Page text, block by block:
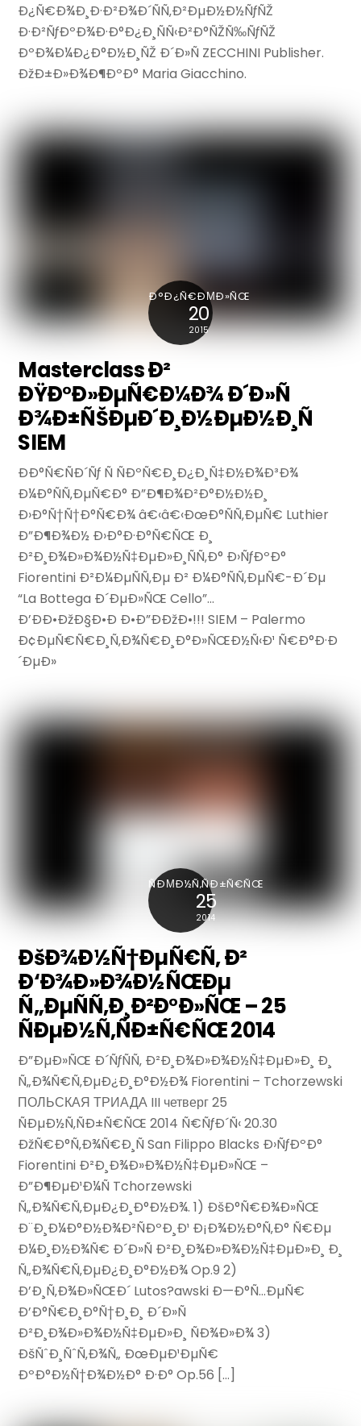
Ð¿Ñ€Ð¾Ð¸Ð·Ð²Ð¾Ð´ÑÑ‚Ð²ÐµÐ½Ð½ÑƒÑŽ
Ð·Ð²ÑƒÐºÐ¾Ð·Ð°Ð¿Ð¸ÑÑ‹Ð²Ð°ÑŽÑ‰ÑƒÑŽ
ÐºÐ¾Ð¼Ð¿Ð°Ð½Ð¸ÑŽ Ð´Ð»Ñ ZECCHINI Publisher.
ÐžÐ±Ð»Ð¾Ð¶ÐºÐ° Maria Giacchino.
Ð°Ð¿Ñ€ÐΜÐ»ÑŒ
20
2015
Masterclass Ð²
ÐŸÐ°Ð»ÐµÑ€Ð¼Ð¾ Ð´Ð»Ñ
Ð¾Ð±ÑŠÐµÐ´Ð¸Ð½ÐµÐ½Ð¸Ñ
SIEM
ÐÐ°Ñ€ÑÐ´Ñƒ Ñ ÑÐºÑ€Ð¸Ð¿Ð¸Ñ‡Ð½Ð¾Ð³Ð¾
Ð¼Ð°ÑÑ‚ÐµÑ€Ð° Ð”Ð¶Ð¾Ð²Ð°Ð½Ð½Ð¸
Ð›Ð°Ñ†Ñ†Ð°Ñ€Ð¾ â€‹â€‹ÐœÐ°ÑÑ‚ÐµÑ€ Luthier
Ð”Ð¶Ð¾Ð½ Ð›Ð°Ð·Ð°Ñ€ÑŒ Ð¸
Ð²Ð¸Ð¾Ð»Ð¾Ð½Ñ‡ÐµÐ»Ð¸ÑÑ‚Ð° Ð›ÑƒÐºÐ°
Fiorentini Ð²Ð¼ÐµÑÑ‚Ðµ Ð² Ð¼Ð°ÑÑ‚ÐµÑ€-Ð´Ðµ
“La Bottega Ð´ÐµÐ»ÑŒ Cello”…
Ð’ÐÐ•ÐžÐ§Ð•Ð Ð•Ð”ÐÐžÐ•!!! SIEM – Palermo
Ð¢ÐµÑ€Ñ€Ð¸Ñ‚Ð¾Ñ€Ð¸Ð°Ð»ÑŒÐ½Ñ‹Ð¹ Ñ€Ð°Ð·Ð
´ÐµÐ»
ÑÐΜÐ½Ñ‚ÑÐ±Ñ€ÑŒ
25
2014
ÐšÐ¾Ð½Ñ†ÐµÑ€Ñ‚ Ð²
Ð‘Ð¾Ð»Ð¾Ð½ÑŒÐµ
Ñ„ÐµÑÑ‚Ð¸Ð²Ð°Ð»ÑŒ – 25
ÑÐµÐ½Ñ‚ÑÐ±Ñ€ÑŒ 2014
Ð”ÐµÐ»ÑŒ Ð´ÑƒÑÑ‚ Ð²Ð¸Ð¾Ð»Ð¾Ð½Ñ‡ÐµÐ»Ð¸ Ð¸
Ñ„Ð¾Ñ€Ñ‚ÐµÐ¿Ð¸Ð°Ð½Ð¾ Fiorentini – Tchorzewski
ПОЛЬСКАЯ ТРИАДА III четверг 25
ÑÐµÐ½Ñ‚ÑÐ±Ñ€ÑŒ 2014 Ñ€ÑƒÐ´Ñ‹ 20.30
ÐžÑ€Ð°Ñ‚Ð¾Ñ€Ð¸Ñ San Filippo Blacks Ð›ÑƒÐºÐ°
Fiorentini Ð²Ð¸Ð¾Ð»Ð¾Ð½Ñ‡ÐµÐ»ÑŒ –
Ð”Ð¶ÐµÐ¹Ð¼Ñ Tchorzewski
Ñ„Ð¾Ñ€Ñ‚ÐµÐ¿Ð¸Ð°Ð½Ð¾. 1) ÐšÐ°Ñ€Ð¾Ð»ÑŒ
Ð¨Ð¸Ð¼Ð°Ð½Ð¾Ð²ÑÐºÐ¸Ð¹ Ð¡Ð¾Ð½Ð°Ñ‚Ð° Ñ€Ðµ
Ð¼Ð¸Ð½Ð¾Ñ€ Ð´Ð»Ñ Ð²Ð¸Ð¾Ð»Ð¾Ð½Ñ‡ÐµÐ»Ð¸ Ð¸
Ñ„Ð¾Ñ€Ñ‚ÐµÐ¿Ð¸Ð°Ð½Ð¾ Op.9 2)
Ð’Ð¸Ñ‚Ð¾Ð»ÑŒÐ´ Lutos?awski Ð—Ð°Ñ…ÐµÑ€
Ð’Ð°Ñ€Ð¸Ð°Ñ†Ð¸Ð¸ Ð´Ð»Ñ
Ð²Ð¸Ð¾Ð»Ð¾Ð½Ñ‡ÐµÐ»Ð¸ ÑÐ¾Ð»Ð¾ 3)
ÐšÑˆÐ¸ÑˆÑ‚Ð¾Ñ„ ÐœÐµÐ¹ÐµÑ€
ÐºÐ°Ð½Ñ†Ð¾Ð½Ð° Ð·Ð° Op.56 […]